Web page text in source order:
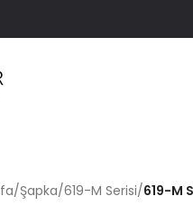
/Şapka/619-M Serisi/619-M